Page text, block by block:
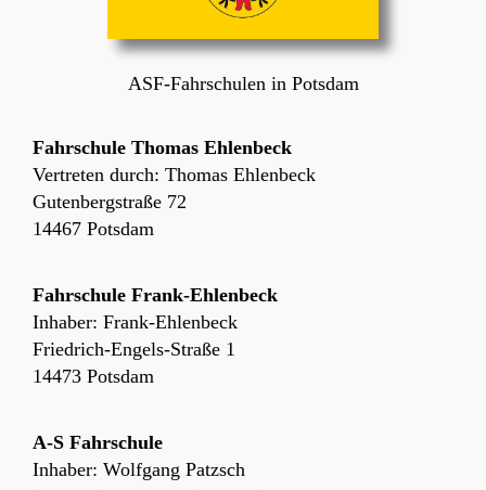
ASF-Fahrschulen in Potsdam
Fahrschule Thomas Ehlenbeck
Vertreten durch: Thomas Ehlenbeck
Gutenbergstraße 72
14467 Potsdam
Fahrschule Frank-Ehlenbeck
Inhaber: Frank-Ehlenbeck
Friedrich-Engels-Straße 1
14473 Potsdam
A-S Fahrschule
Inhaber: Wolfgang Patzsch